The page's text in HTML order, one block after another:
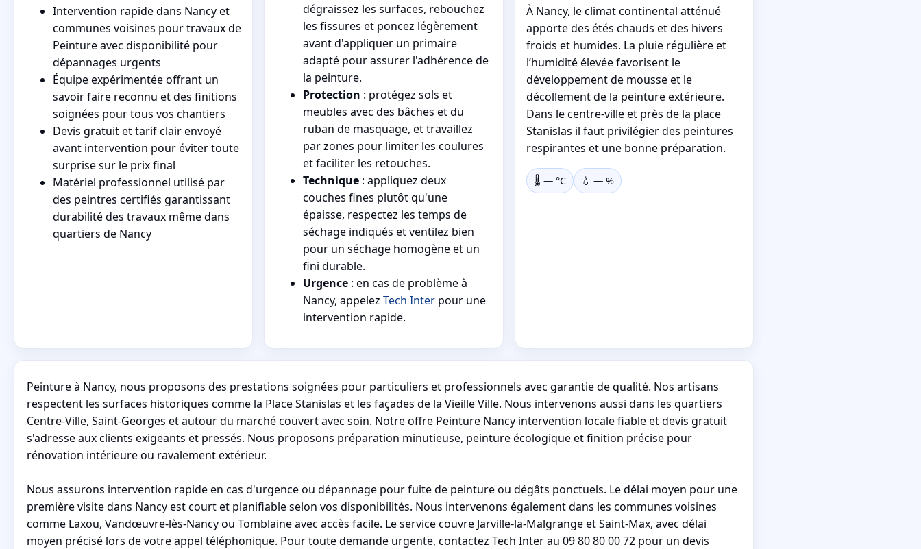
Intervention rapide dans Nancy et
communes voisines pour travaux de
Peinture avec disponibilité pour
dépannages urgents
Équipe expérimentée offrant un
savoir faire reconnu et des finitions
soignées pour tous vos chantiers
Devis gratuit et tarif clair envoyé
avant intervention pour éviter toute
surprise sur le prix final
Matériel professionnel utilisé par
des peintres certifiés garantissant
durabilité des travaux même dans
quartiers de Nancy
dégraissez les surfaces, rebouchez
les fissures et poncez légèrement
avant d'appliquer un primaire
adapté pour assurer l'adhérence de
la peinture.
Protection : protégez sols et
meubles avec des bâches et du
ruban de masquage, et travaillez
par zones pour limiter les coulures
et faciliter les retouches.
Technique : appliquez deux
couches fines plutôt qu'une
épaisse, respectez les temps de
séchage indiqués et ventilez bien
pour un séchage homogène et un
fini durable.
Urgence : en cas de problème à
Nancy, appelezTech Inter pour une
intervention rapide.
À Nancy, le climat continental atténué
apporte des étés chauds et des hivers
froids et humides. La pluie régulière et
l’humidité élevée favorisent le
développement de mousse et le
décollement de la peinture extérieure.
Dans le centre-ville et près de la place
Stanislas il faut privilégier des peintures
respirantes et une bonne préparation.
🌡️ —°C 💧 —%
Peinture à Nancy, nous proposons des prestations soignées pour particuliers et professionnels avec garantie de qualité. Nos artisans
respectent les surfaces historiques comme la Place Stanislas et les façades de la Vieille Ville. Nous intervenons aussi dans les quartiers
Centre-Ville, Saint-Georges et autour du marché couvert avec soin. Notre offre Peinture Nancy intervention locale fiable et devis gratuit
s'adresse aux clients exigeants et pressés. Nous proposons préparation minutieuse, peinture écologique et finition précise pour
rénovation intérieure ou ravalement extérieur.
Nous assurons intervention rapide en cas d'urgence ou dépannage pour fuite de peinture ou dégâts ponctuels. Le délai moyen pour une
première visite dans Nancy est court et planifiable selon vos disponibilités. Nous intervenons également dans les communes voisines
comme Laxou, Vandœuvre-lès-Nancy ou Tomblaine avec accès facile. Le service couvre Jarville-la-Malgrange et Saint-Max, avec délai
moyen précisé lors de votre appel téléphonique. Pour toute demande urgente, contactez Tech Inter au 09 80 80 00 72 pour un devis